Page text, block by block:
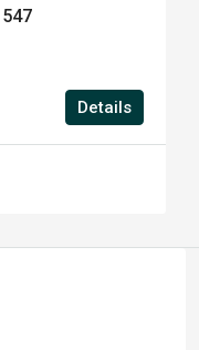
Details